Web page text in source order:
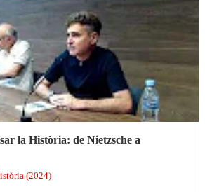
la Història: de Nietzsche a
(2024)